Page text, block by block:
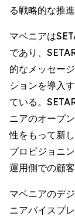
る戦略的な推
マベニアは
であり、
的なメッセー
ションを導入
ている。
ニアのオープ
性をもって新
プロビジョニ
運用側での顧
マベニアのデ
ニアバイスプ